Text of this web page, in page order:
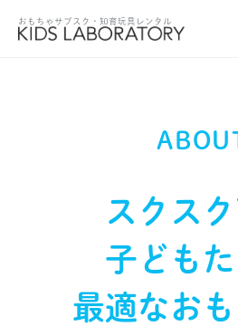
スクス
子ども
最適なお